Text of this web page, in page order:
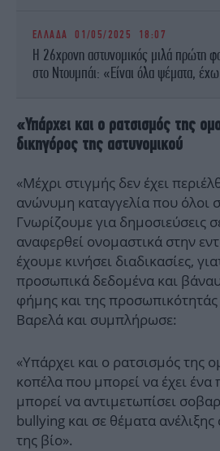
ΕΛΛΑΔΑ 01/05/2025 18:07
Η 26χρονη αστυνομικός μιλά πρώτη
στο Ντουμπάι: «Είναι όλα ψέματα,
«Υπάρχει και ο ρατσισμός της
δικηγόρος της αστυνομικού
«Μέχρι στιγμής δεν έχει
ανώνυμη καταγγελία που όλοι
Γνωρίζουμε για δημοσιεύσεις
αναφερθεί ονομαστικά στην
έχουμε κινήσει διαδικασίες,
προσωπικά δεδομένα και
φήμης και της
Βαρελά και συμπλήρωσε:
«Υπάρχει και ο ρατσισμός της
κοπέλα που μπορεί να έχει ένα
μπορεί να αντιμετωπίσει
bullying και σε θέματα
της βίο».